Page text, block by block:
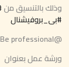
وذلك بالتنسيق من
#بى_بروفيشنال
@Be professional
ورشة عمل بعنوان